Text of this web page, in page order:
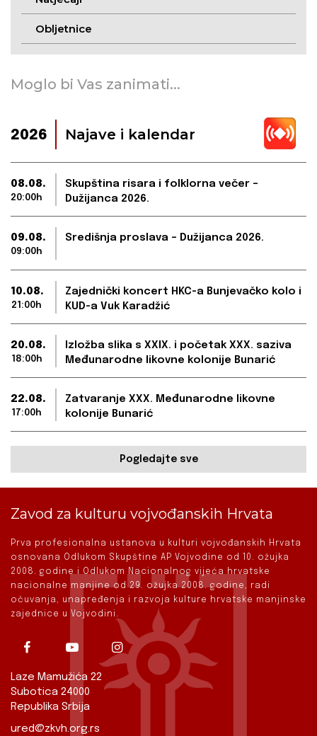
Obljetnice
Moglo bi Vas zanimati...
2026 Najave i kalendar
08.08.
20:00h
Skupština risara i folklorna večer –
Dužijanca 2026.
09.08.
09:00h
Središnja proslava – Dužijanca 2026.
10.08.
21:00h
Zajednički koncert HKC-a Bunjevačko kolo i
KUD-a Vuk Karadžić
20.08.
18:00h
Izložba slika s XXIX. i početak XXX. saziva
Međunarodne likovne kolonije Bunarić
22.08.
17:00h
Zatvaranje XXX. Međunarodne likovne
kolonije Bunarić
Pogledajte sve
Zavod za kulturu vojvođanskih Hrvata
Prva profesionalna ustanova u kulturi vojvođanskih Hrvata
osnovana Odlukom Skupštine AP Vojvodine od 10. ožujka
2008. godine i Odlukom Nacionalnog vijeća hrvatske
nacionalne manjine od 29. ožujka 2008. godine, radi
očuvanja, unapređenja i razvoja kulture hrvatske manjinske
zajednice u Vojvodini.
Laze Mamužića 22
Subotica 24000
Republika Srbija
ured@zkvh.org.rs